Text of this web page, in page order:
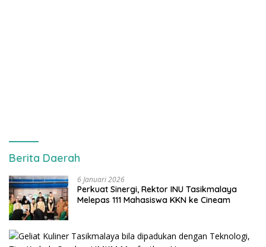
Berita Daerah
6 Januari 2026
Perkuat Sinergi, Rektor INU Tasikmalaya
Melepas 111 Mahasiswa KKN ke Cineam